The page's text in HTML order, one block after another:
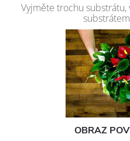
Vyjměte trochu
OBRAZ